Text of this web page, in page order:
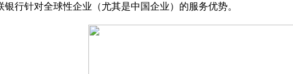
行针对全球性企业（尤其是中国企业）的服务优势。